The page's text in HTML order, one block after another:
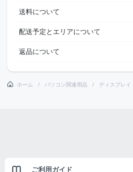
送料について
配送予定とエリアについて
返品について
ホーム パソコン関連用品 ディスプレイ
ご利用ガイド